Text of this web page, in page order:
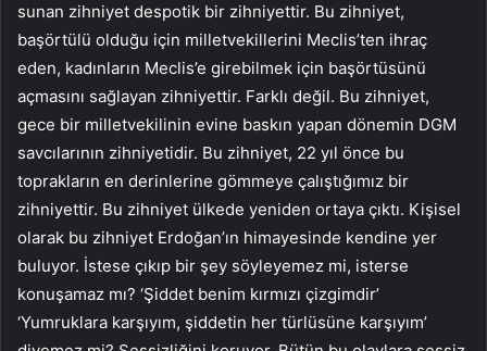
sunan zihniyet despotik bir zihniyettir. Bu zihniyet,
başörtülü olduğu için milletvekillerini Meclis’ten ihraç
eden, kadınların Meclis’e girebilmek için başörtüsünü
açmasını sağlayan zihniyettir. Farklı değil. Bu zihniyet,
gece bir milletvekilinin evine baskın yapan dönemin DGM
savcılarının zihniyetidir. Bu zihniyet, 22 yıl önce bu
toprakların en derinlerine gömmeye çalıştığımız bir
zihniyettir. Bu zihniyet ülkede yeniden ortaya çıktı. Kişisel
olarak bu zihniyet Erdoğan’ın himayesinde kendine yer
buluyor. İstese çıkıp bir şey söyleyemez mi, isterse
konuşamaz mı? ‘Şiddet benim kırmızı çizgimdir’
‘Yumruklara karşıyım, şiddetin her türlüsüne karşıyım’